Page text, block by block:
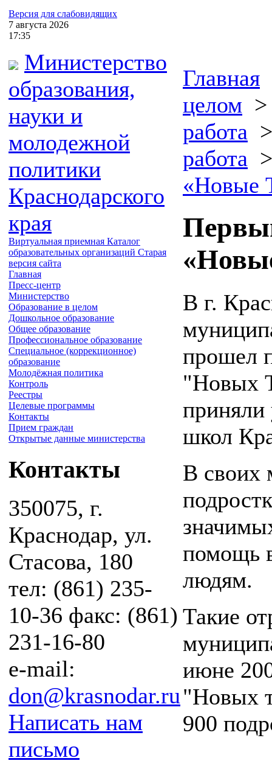
Версия для слабовидящих
7 августа 2026
17:35
Министерство
образования,
науки и
молодежной
политики
Краснодарского
края
Виртуальная приемная Каталог
образовательных организаций Старая
версия сайта
Главная
Пресс-центр
Министерство
Образование в целом
Дошкольное образование
Общее образование
Профессиональное образование
Специальное (коррекционное)
образование
Молодёжная политика
Контроль
Реестры
Целевые программы
Контакты
Прием граждан
Открытые данные министерства
Контакты
350075, г.
Краснодар, ул.
Стасова, 180
тел: (861) 235-
10-36 факс: (861)
231-16-80
e-mail:
don@krasnodar.ru
Написать нам
письмо
Главная
целом
работа
работа
«Новые
В г.
прошел
"Новых
приняли
школ
В своих
помощь
людям.
Такие
июне
"Новых
900